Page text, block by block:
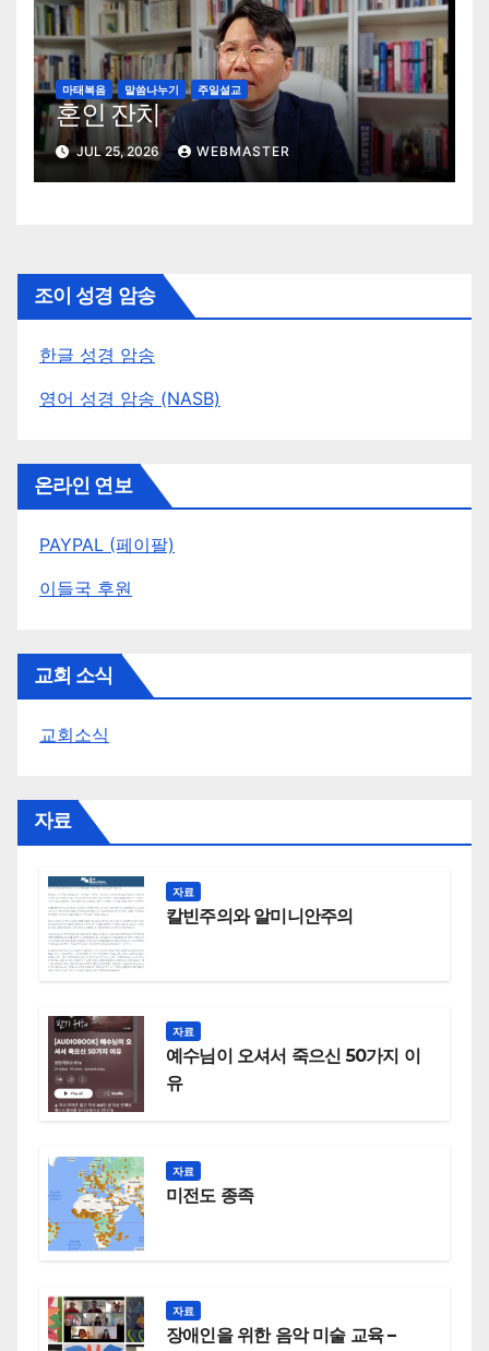
마태복음 말씀나누기 주일설교
혼인 잔치
JUL 25, 2026 WEBMASTER
조이 성경 암송
한글 성경 암송
영어 성경 암송 (NASB)
온라인 연보
PAYPAL (페이팔)
이들국 후원
교회 소식
교회소식
자료
자료
칼빈주의와 알미니안주의
자료
예수님이 오셔서 죽으신 50가지 이
유
자료
미전도 종족
자료
장애인을 위한 음악 미술 교육 –